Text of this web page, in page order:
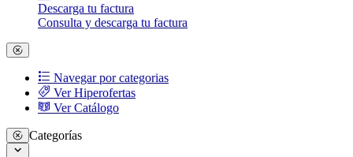
Descarga tu factura
Consulta y descarga tu factura
Navegar por categorias
Ver Hiperofertas
Ver Catálogo
Categorías